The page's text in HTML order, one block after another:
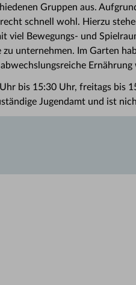
Gruppen aus.
schnell wohl. Hierzu
viel Bewegungs- und
unternehmen. Im Garten
bis 15:30 Uhr, freitags bis
Jugendamt und ist